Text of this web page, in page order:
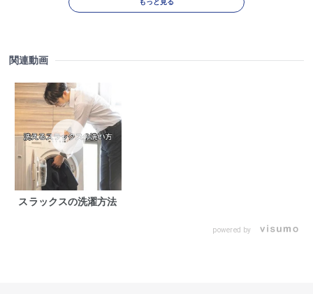
もっと見る
関連動画
スラックスの洗濯方法
powered by